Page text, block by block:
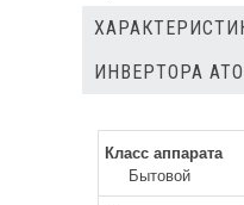
ИНВЕРТОРА
Класс аппарата
Бытовой